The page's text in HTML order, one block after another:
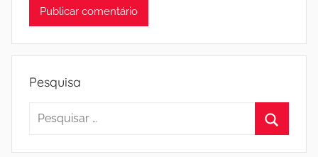
Pesquisa
Pesquisar